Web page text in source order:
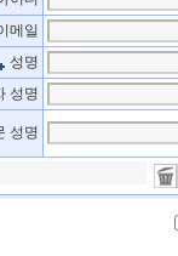
메일
성명
성명
성명